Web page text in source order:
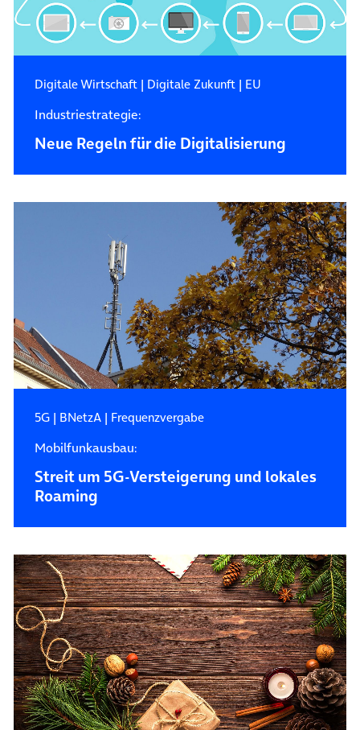
Digitale Wirtschaft| Digitale Zukunft| EU
Industriestrategie:
Neue Regeln für die Digitalisierung
5G| BNetzA| Frequenzvergabe
Mobilfunkausbau:
Streit um 5G-Versteigerung und lokales
Roaming